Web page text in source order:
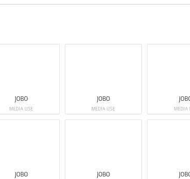
JOBO
MEDIA USE
JOBO
MEDIA USE MEDIA
JOBO JOBO